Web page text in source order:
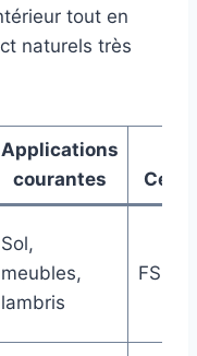
tout en
naturels très
Applications
courantes
Sol,
meubles,
lambris
FSC,